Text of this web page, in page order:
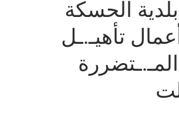
بلدية الحسكة
تأهيـ.ـل